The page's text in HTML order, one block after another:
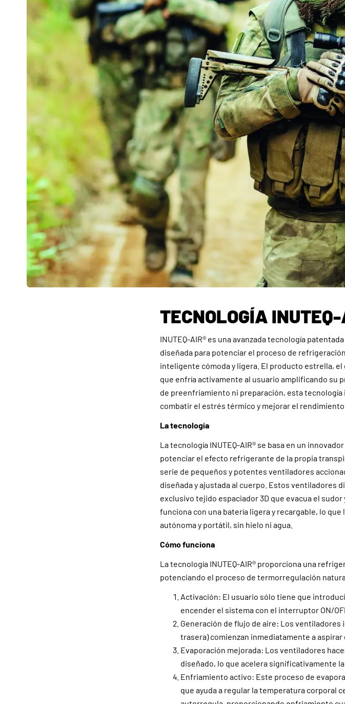
TECNOLOGÍA
INUTEQ-AIR® es una avanzada tecnología
diseñada para potenciar el proceso de
inteligente cómoda y ligera. El producto estrella,
que enfría activamente al usuario amplificando su
de preenfriamiento ni preparación, esta
combatir el estrés térmico y mejorar el
La tecnología
La tecnología INUTEQ-AIR® se basa en un
potenciar el efecto refrigerante de la propia
serie de pequeños y potentes ventiladores
diseñada y ajustada al cuerpo. Estos ventiladores
exclusivo tejido espaciador 3D que evacua el
funciona con una batería ligera y recargable, lo
autónoma y portátil, sin hielo ni agua.
Cómo funciona
La tecnología INUTEQ-AIR® proporciona una
potenciando el proceso de termorregulación
Activación: El usuario sólo tiene que
encender el sistema con el interruptor ON/
Generación de flujo de aire: Los ventiladores
trasera) comienzan inmediatamente a aspirar
Evaporación mejorada: Los ventiladores
diseñado, lo que acelera significativamente
Enfriamiento activo: Este proceso de
que ayuda a regular la temperatura corporal